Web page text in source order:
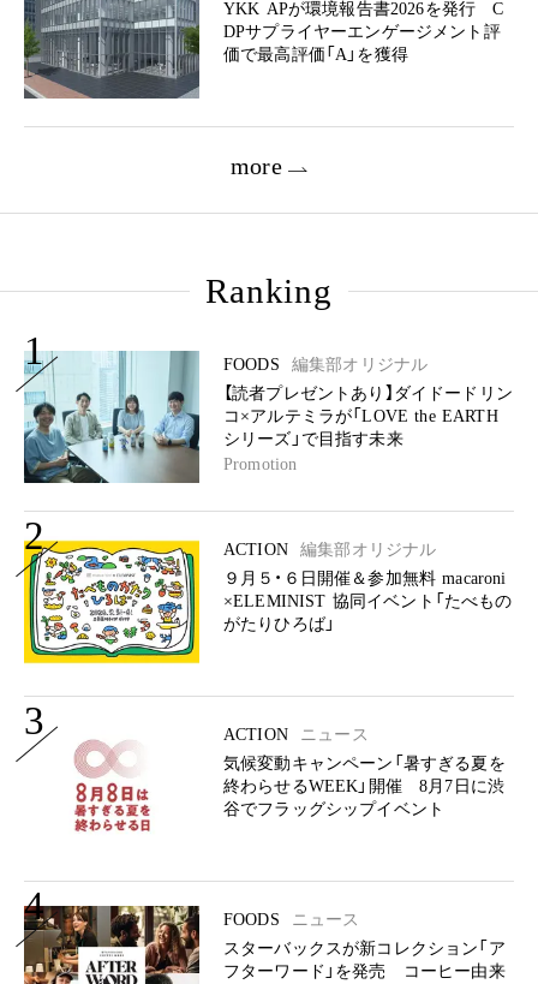
YKK APが環境報告書2026を発行 C
DPサプライヤーエンゲージメント評
価で最高評価「A」を獲得
more
Ranking
1 FOODS
編集部オリジナル
【読者プレゼントあり】ダイドードリン
コ×アルテミラが「LOVE the EARTH
シリーズ」で目指す未来
Promotion
2 ACTION
編集部オリジナル
９月５・６日開催＆参加無料 macaroni
×ELEMINIST 協同イベント「たべもの
がたりひろば」
3 ACTION
ニュース
気候変動キャンペーン「暑すぎる夏を
終わらせるWEEK」開催 8月7日に渋
谷でフラッグシップイベント
4 FOODS
ニュース
スターバックスが新コレクション「ア
フターワード」を発売 コーヒー由来